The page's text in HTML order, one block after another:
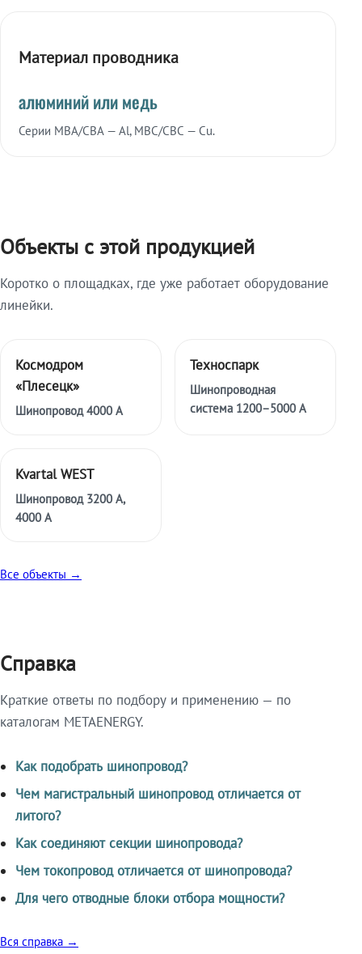
Материал проводника
алюминий или медь
Серии МВА/СВА — Al, МВС/СВС — Cu.
Объекты с этой продукцией
Коротко о площадках, где уже работает оборудование
линейки.
Космодром
«Плесецк»
Шинопровод 4000 А
Техноспарк
Шинопроводная
система 1200–5000 А
Kvartal WEST
Шинопровод 3200 А,
4000 А
Все объекты →
Справка
Краткие ответы по подбору и применению — по
каталогам METAENERGY.
Как подобрать шинопровод?
Чем магистральный шинопровод отличается от
литого?
Как соединяют секции шинопровода?
Чем токопровод отличается от шинопровода?
Для чего отводные блоки отбора мощности?
Вся справка →